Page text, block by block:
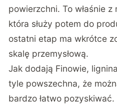
powierzchni. To właśnie
która służy potem do
ostatni etap ma wkrótce
skalę przemysłową.
Jak dodają Finowie,
tyle powszechna, że
bardzo łatwo